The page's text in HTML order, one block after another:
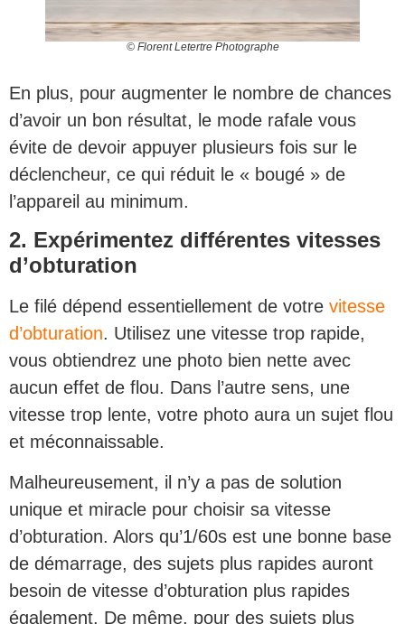
© Florent Letertre Photographe
En plus, pour augmenter le nombre de chances
d’avoir un bon résultat, le mode rafale vous
évite de devoir appuyer plusieurs fois sur le
déclencheur, ce qui réduit le « bougé » de
l’appareil au minimum.
2. Expérimentez différentes vitesses
d’obturation
Le filé dépend essentiellement de votre vitesse
d’obturation. Utilisez une vitesse trop rapide,
vous obtiendrez une photo bien nette avec
aucun effet de flou. Dans l’autre sens, une
vitesse trop lente, votre photo aura un sujet flou
et méconnaissable.
Malheureusement, il n’y a pas de solution
unique et miracle pour choisir sa vitesse
d’obturation. Alors qu’1/60s est une bonne base
de démarrage, des sujets plus rapides auront
besoin de vitesse d’obturation plus rapides
également. De même, pour des sujets plus